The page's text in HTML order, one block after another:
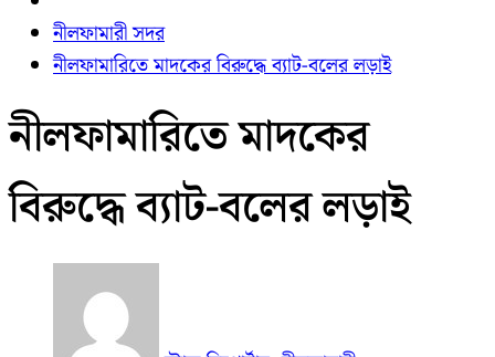
নীলফামারী সদর
নীলফামারিতে মাদকের বিরুদ্ধে ব্যাট-বলের লড়াই
নীলফামারিতে মাদকের
বিরুদ্ধে ব্যাট-বলের লড়াই